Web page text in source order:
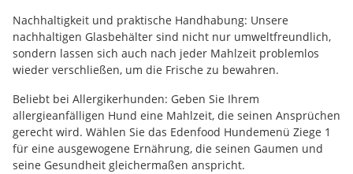
Nachhaltigkeit und praktische Handhabung: Unsere
nachhaltigen Glasbehälter sind nicht nur umweltfreundlich,
sondern lassen sich auch nach jeder Mahlzeit problemlos
wieder verschließen, um die Frische zu bewahren.
Beliebt bei Allergikerhunden: Geben Sie Ihrem
allergieanfälligen Hund eine Mahlzeit, die seinen Ansprüchen
gerecht wird. Wählen Sie das Edenfood Hundemenü Ziege 1
für eine ausgewogene Ernährung, die seinen Gaumen und
seine Gesundheit gleichermaßen anspricht.